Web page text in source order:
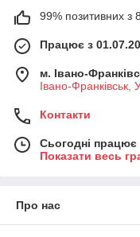
99% позитивних з
Працює з
м. Івано-
Івано-Франківськ,
Контакти
Сьогодні працює
Показати весь
Про нас